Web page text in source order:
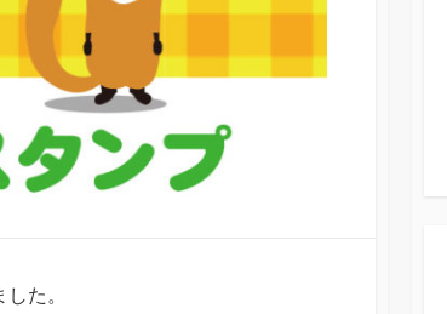
た。